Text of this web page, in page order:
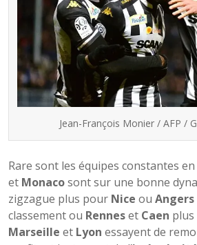
Jean-François Monier / AFP /
Rare sont les équipes constantes
et Monacosont sur une bonne
zigzague plus pour Nice ou Angers
classement ou Renneset Caen plus
Marseille et Lyon essayent de